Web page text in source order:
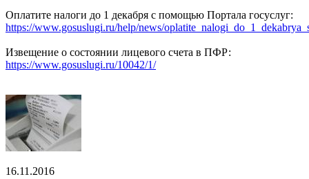
Оплатите налоги до 1 декабря с помощью Портала госуслуг:
https://www.gosuslugi.ru/help/news/
Извещение о состоянии лицевого счета в ПФР:
https://www.gosuslugi.ru/10042/1/
16.11.2016